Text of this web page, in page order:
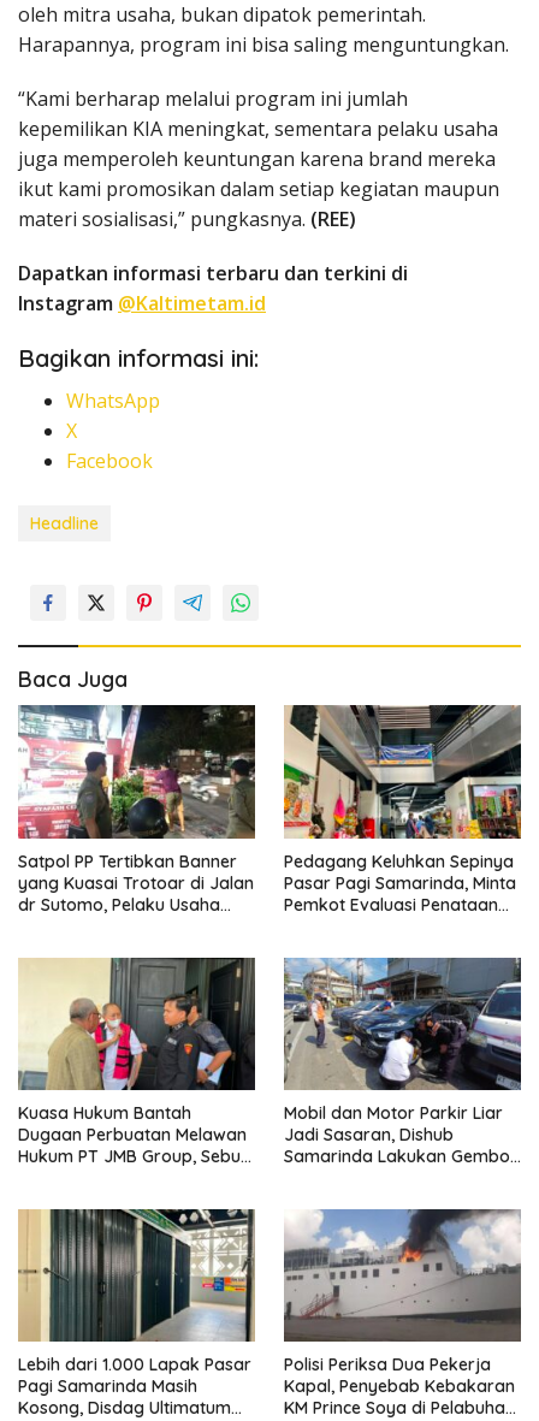
oleh mitra usaha, bukan dipatok pemerintah.
Harapannya, program ini bisa saling menguntungkan.
“Kami berharap melalui program ini jumlah
kepemilikan KIA meningkat, sementara pelaku usaha
juga memperoleh keuntungan karena brand mereka
ikut kami promosikan dalam setiap kegiatan maupun
materi sosialisasi,” pungkasnya. (REE)
Dapatkan informasi terbaru dan terkini di
Instagram @Kaltimetam.id
Bagikan informasi ini:
WhatsApp
X
Facebook
Headline
Baca Juga
Satpol PP Tertibkan Banner
yang Kuasai Trotoar di Jalan
dr Sutomo, Pelaku Usaha
Pedagang Keluhkan Sepinya
Pasar Pagi Samarinda, Minta
Pemkot Evaluasi Penataan
Kuasa Hukum Bantah
Dugaan Perbuatan Melawan
Hukum PT JMB Group, Sebut
Mobil dan Motor Parkir Liar
Jadi Sasaran, Dishub
Samarinda Lakukan Gembok
Lebih dari 1.000 Lapak Pasar
Pagi Samarinda Masih
Kosong, Disdag Ultimatum
Polisi Periksa Dua Pekerja
Kapal, Penyebab Kebakaran
KM Prince Soya di Pelabuhan